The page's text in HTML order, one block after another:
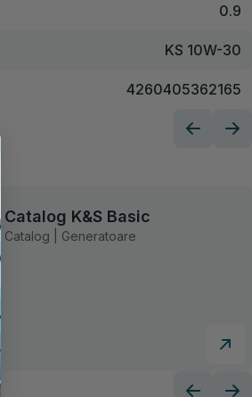
0.9
KS 10W-30
4260405362165
Catalog K&S Basic
Catalog | Generatoare